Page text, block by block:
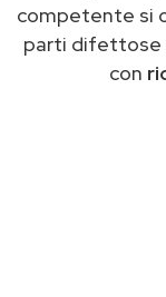
competente si
parti difettose
con